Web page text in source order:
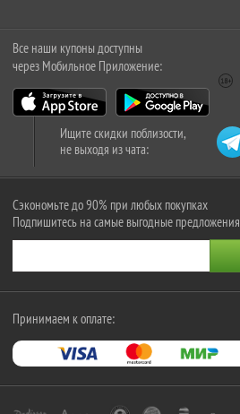
Все наши купоны доступны
через Мобильное Приложение:
Ищите скидки поблизости,
не выходя из чата:
Сэкономьте до 90% при любых покупках
Подпишитесь на самые выгодные предложения
Принимаем к оплате: